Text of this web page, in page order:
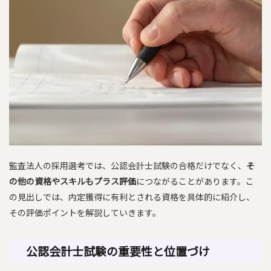
監査法人の採用選考では、公認会計士試験の合格だけでなく、 そ
の他の資格やスキルもプラス評価につながることがあります。こ
の見出しでは、内定獲得に有利とされる資格を具体的に紹介し、
その評価ポイントを解説していきます。
公認会計士試験の重要性と位置づけ